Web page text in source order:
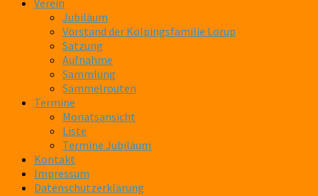
Verein
Jubiläum
Vorstand der Kolpingsfamilie Lorup
Satzung
Aufnahme
Sammlung
Sammelrouten
Termine
Monatsansicht
Liste
Termine Jubiläum
Kontakt
Impressum
Datenschutzerklärung